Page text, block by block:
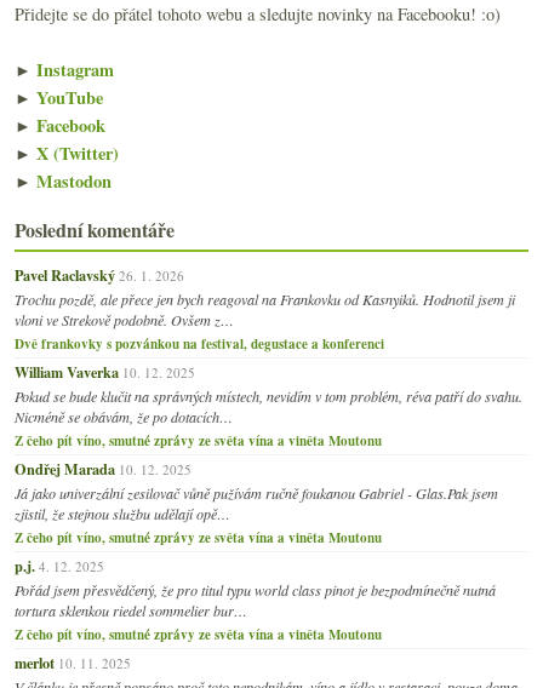
Přidejte se do přátel tohoto webu a sledujte novinky na Facebooku! :o)
► Instagram
► YouTube
► Facebook
► X (Twitter)
► Mastodon
Poslední komentáře
Pavel Raclavský 26. 1. 2026
Trochu pozdě, ale přece jen bych reagoval na Frankovku od Kasnyiků. Hodnotil jsem ji
vloni ve Strekově podobně. Ovšem z…
Dvě frankovky s pozvánkou na festival, degustace a konferenci
William Vaverka 10. 12. 2025
Pokud se bude klučit na správných místech, nevidím v tom problém, réva patří do svahu.
Nicméně se obávám, že po dotacích…
Z čeho pít víno, smutné zprávy ze světa vína a viněta Moutonu
Ondřej Marada 10. 12. 2025
Já jako univerzální zesilovač vůně pužívám ručně foukanou Gabriel - Glas.Pak jsem
zjistil, že stejnou službu udělají opě…
Z čeho pít víno, smutné zprávy ze světa vína a viněta Moutonu
p.j. 4. 12. 2025
Pořád jsem přesvědčený, že pro titul typu world class pinot je bezpodmínečně nutná
tortura sklenkou riedel sommelier bur…
Z čeho pít víno, smutné zprávy ze světa vína a viněta Moutonu
merlot 10. 11. 2025